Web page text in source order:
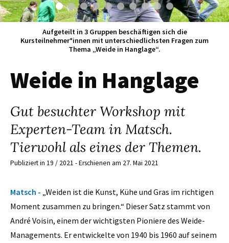
Aufgeteilt in 3 Gruppen beschäftigen sich die
Kursteilnehmer*innen mit unterschiedlichsten Fragen zum
Thema „Weide in Hanglage“.
Weide in Hanglage
Gut besuchter Workshop mit
Experten-Team in Matsch.
Tierwohl als eines der Themen.
Publiziert in 19 / 2021 - Erschienen am 27. Mai 2021
Matsch - „Weiden ist die Kunst, Kühe und Gras im richtigen
Moment zusammen zu bringen.“ Dieser Satz stammt von
André Voisin, einem der wichtigsten Pioniere des Weide-
Managements. Er entwickelte von 1940 bis 1960 auf seinem